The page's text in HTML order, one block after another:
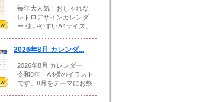
毎年大人気！おしゃれな
レトロデザインカレンダ
ー 使いやすいA4サイズ。
2026年8月 カレンダ...
2026年8月 カレンダー
令和8年 A4横のイラスト
です。8月をテーマにお祭